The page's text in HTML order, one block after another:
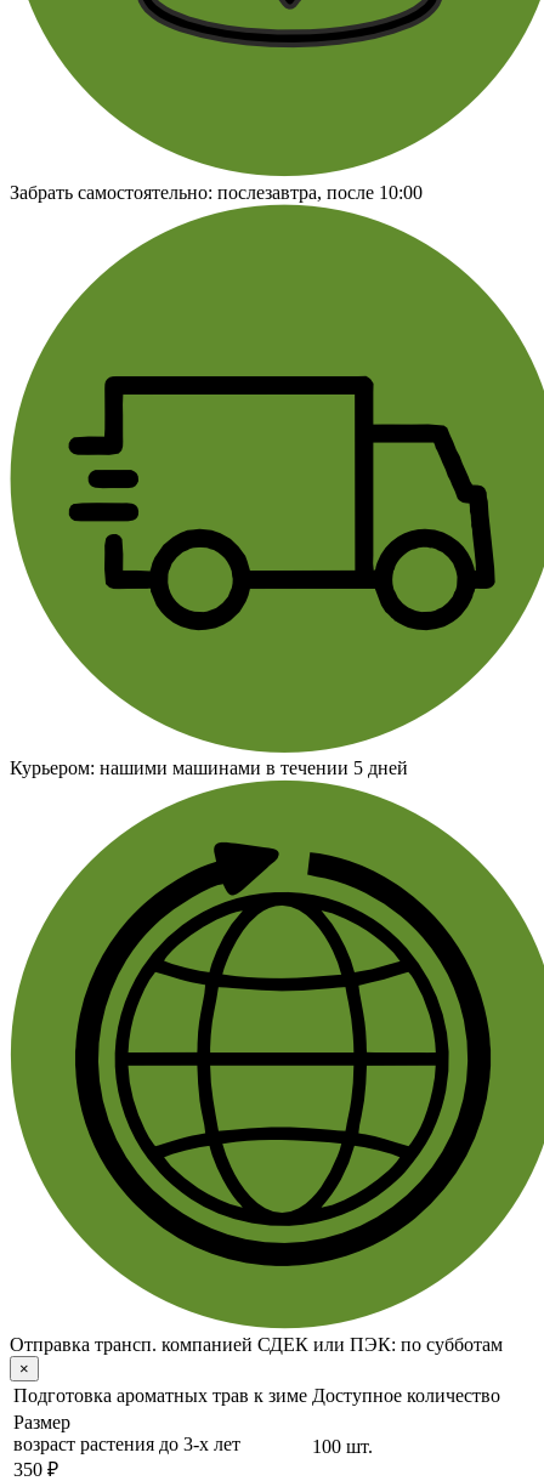
Забрать самостоятельно: послезавтра, после 10:00
Курьером: нашими машинами в течении 5 дней
Отправка трансп. компанией СДЕК или ПЭК: по субботам
×
Подготовка ароматных трав к зиме Доступное количество
Размер
возраст растения до 3-х лет
350 ₽
100 шт.